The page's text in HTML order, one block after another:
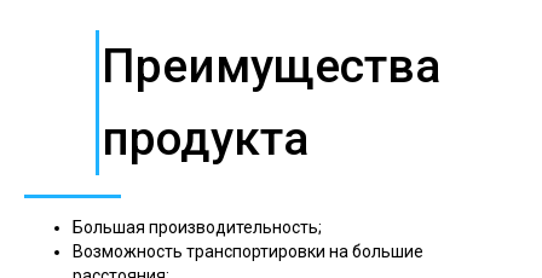
Преимущества
продукта
Большая производительность;
Возможность транспортировки на большие